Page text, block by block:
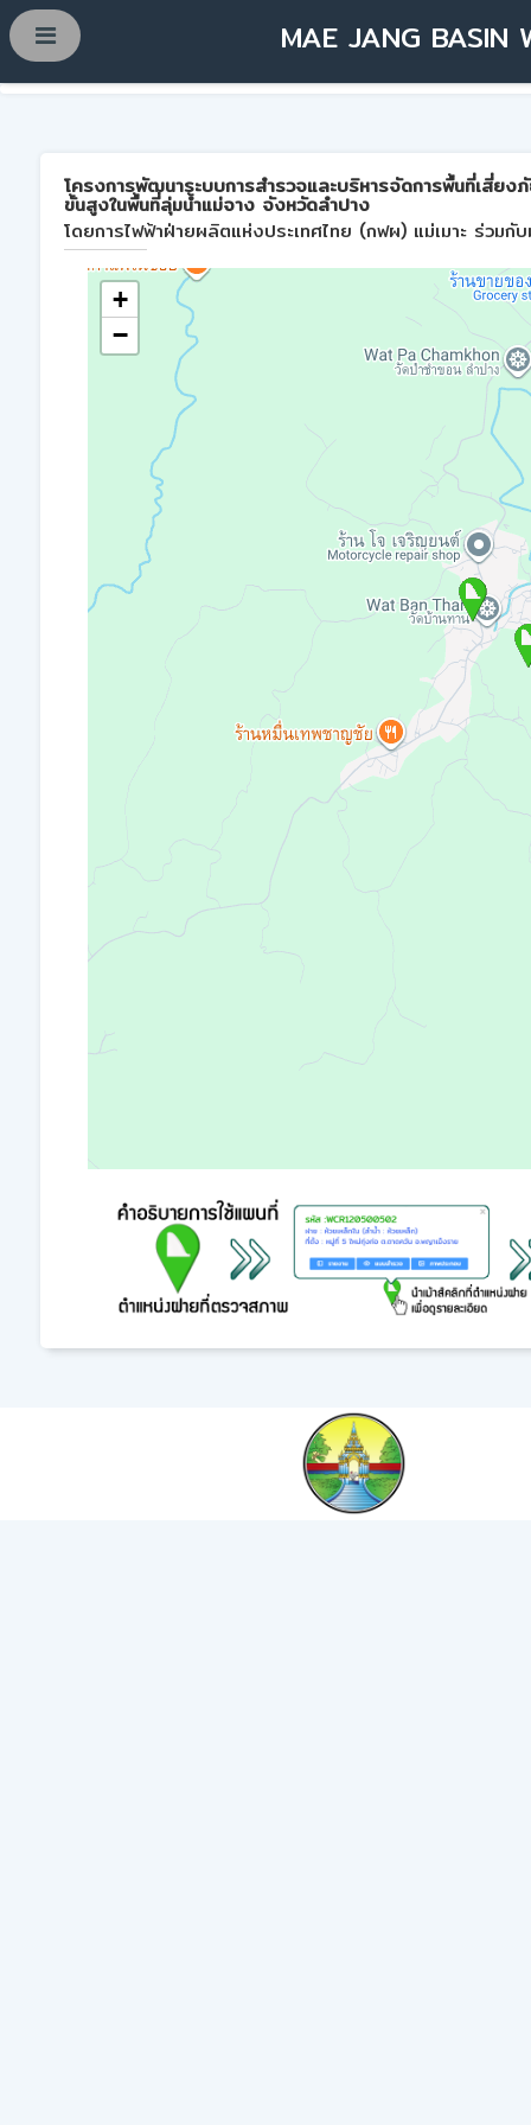
MAE JANG BASIN
โครงการพัฒนาระบบการสำรวจและบริหารจัดการพื้นที่เสี่ย
ขั้นสูงในพื้นที่ลุ่มน้ำแม่จาง จังหวัดลำปาง
โดยการไฟฟ้าฝ่ายผลิตแห่งประเทศไทย (กฟผ) แม่เมาะ ร่วมกั
+
−